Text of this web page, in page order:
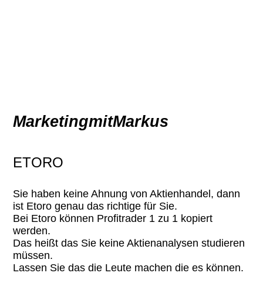
MarketingmitMarkus
ETORO
Sie haben keine Ahnung von Aktienhandel, dann
ist Etoro genau das richtige für Sie.
Bei Etoro können Profitrader 1 zu 1 kopiert
werden.
Das heißt das Sie keine Aktienanalysen studieren
müssen.
Lassen Sie das die Leute machen die es können.